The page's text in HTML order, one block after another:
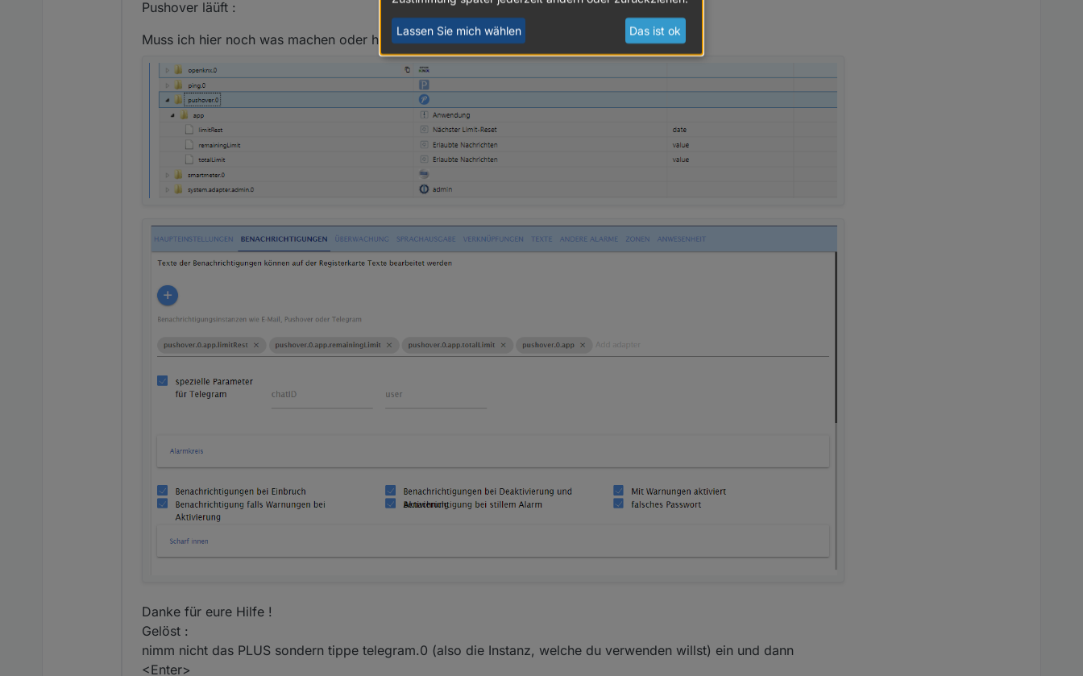
Pushover läüft :
Muss ich hier noch was machen oder hab ich nen fehler ?
Danke für eure Hilfe !
Gelöst :
nimm nicht das PLUS sondern tippe telegram.0 (also die Instanz, welche du verwenden willst) ein und dann
<Enter>
Lassen Sie mich wählen Das ist ok